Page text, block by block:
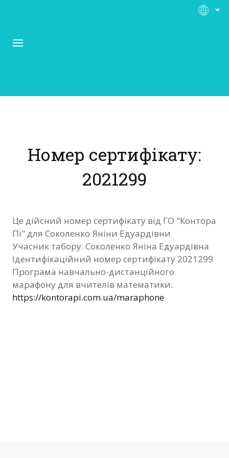
Матеріали
Нас підтримують
Фотозвіт
Видані сертифікати
Контакти
Номер сертифікату:
2021299
Це дійсний номер сертифікату від ГО "Контора
Пі" для Соколенко Яніни Едуардівни
Учасник табору: Соколенко Яніна Едуардівна
Ідентифікаційний номер сертифікату 2021299
Програма навчально-дистанційного
марафону для вчителів математики:
https://kontorapi.com.ua/maraphone